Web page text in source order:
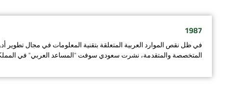
1987
في ظل نقص الموارد العربية المتعلقة بتقنية المعلومات في مجال تطوير
المتخصصة والمتقدمة، نشرت سعودي سوفت "المساعد العربي" في